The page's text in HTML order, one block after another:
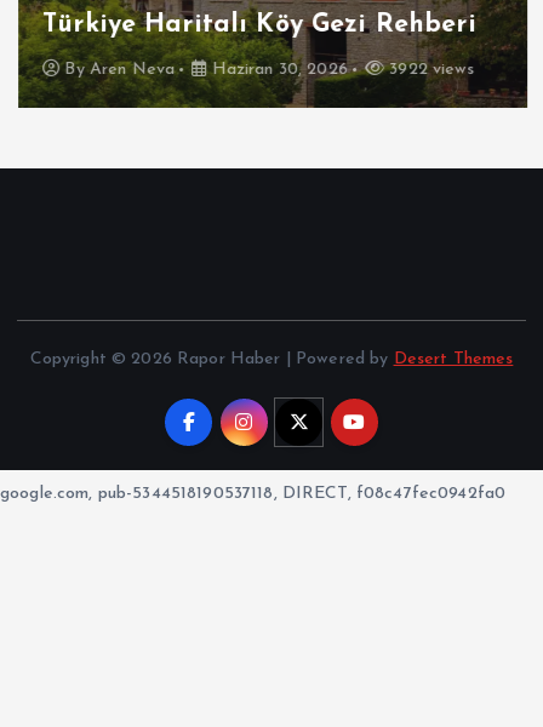
Türkiye Haritalı Köy Gezi Rehberi
ByAren Neva Haziran 30, 2026 3922 views
Copyright © 2026 Rapor Haber | Powered by Desert Themes
google.com, pub-5344518190537118, DIRECT, f08c47fec0942fa0